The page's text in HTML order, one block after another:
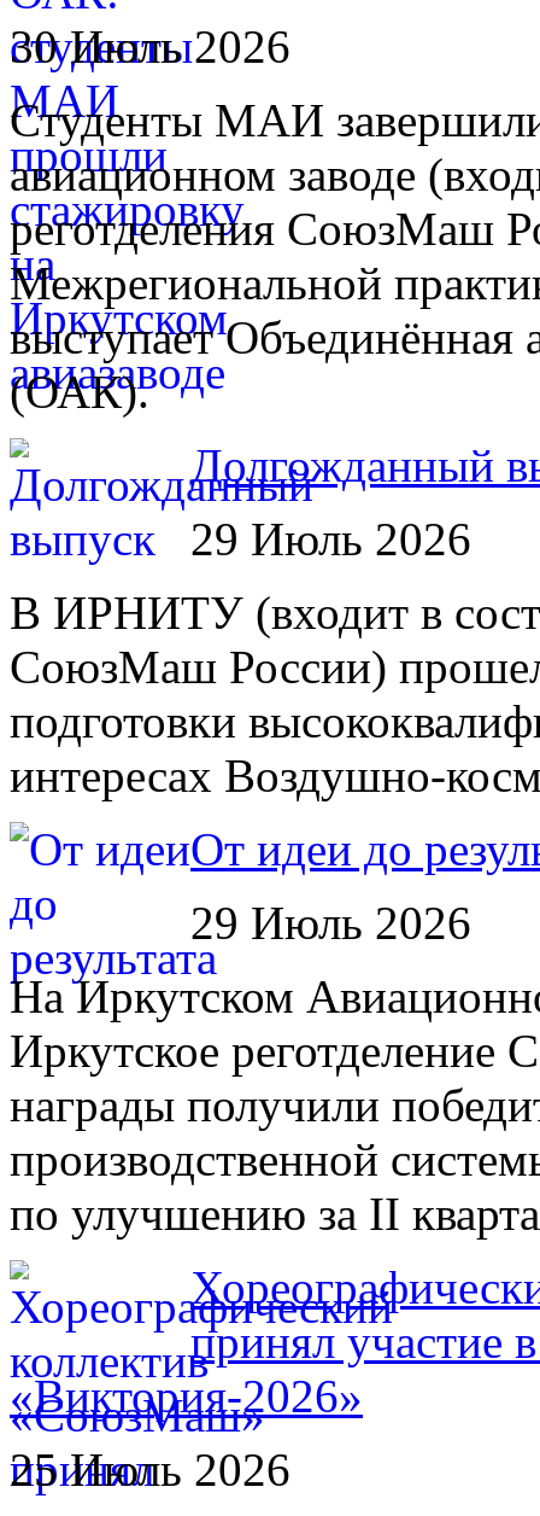
30 Июль 2026
Студенты МАИ
авиационном заводе
реготделения СоюзМаш
Межрегиональной
выступает Объединённая
(ОАК).
Долгожданный
29 Июль 2026
В ИРНИТУ (входит в
СоюзМаш России) прошел
подготовки
интересах Воздушно-
От идеи до
29 Июль 2026
На Иркутском
Иркутское
награды получили
производственной
по улучшению за II
принял участие
«Виктория-2026»
25 Июль 2026